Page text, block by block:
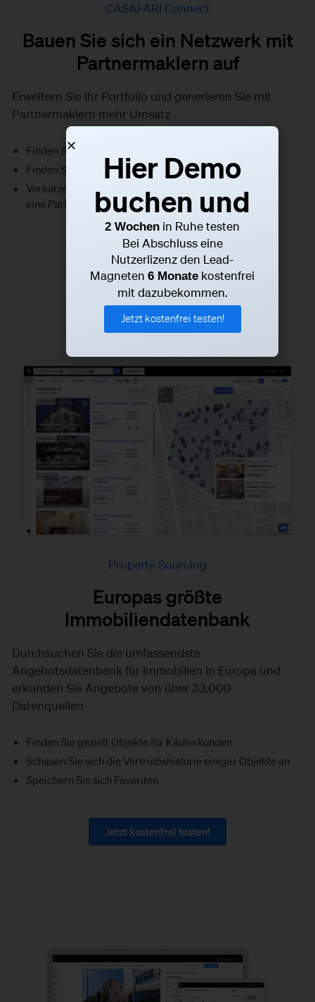
CASAFARI Connect
Bauen Sie sich ein Netzwerk mit
Partnermaklern auf
Erweitern Sie Ihr Portfolio und generieren Sie mit
Partnermaklern mehr Umsatz
Finden Sie mehr Käufer
Finden Sie passende Objekte für Ihre Kunden
Verkürzen Sie Vertriebslaufzeiten durch den Aufbau
eine Partnernetzwerkes
Jetzt kostenfrei testen!
Property Sourcing
Europas größte
Immobiliendatenbank
Durchsuchen Sie die umfassendste
Angebotsdatenbank für Immobilien in Europa und
erkunden Sie Angebote von über 33.000
Datenquellen
Finden Sie gezielt Objekte für Käuferkunden
Schauen Sie sich die Vertriebshistorie einiger Objekte an
Speichern Sie sich Favoriten
Jetzt kostenfrei testen!
Hier Demo
buchen und
2 Wochen in Ruhe testen
Bei Abschluss eine
Nutzerlizenz den Lead-
Magneten 6 Monate kostenfrei
mit dazubekommen.
Jetzt kostenfrei testen!